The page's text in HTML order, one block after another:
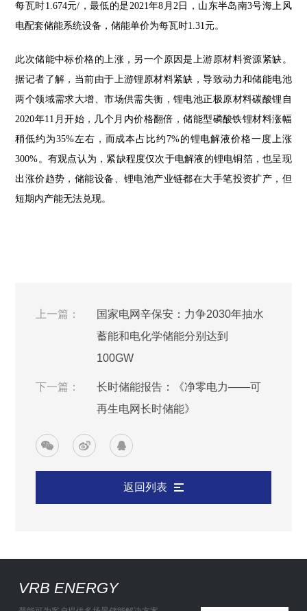
每瓦时1.674元/，最低的是2021年8月2日，山东半岛南3号海上风
电配套储能系统设备，储能单价为每瓦时1.31元。
此次储能中标价格的上涨，另一个原因是上游原材料资源紧缺。
据记者了解，当前由于上游锂原材料紧缺，导致动力和储能电池
两个领域需求大增、市场供需失衡，锂电池正极原材料碳酸锂自
2020年11月开始，几个月内价格翻倍，储能型磷酸铁锂材料涨幅
稍低约为35%左右，而成本占比约7%的锂电解液价格一度上涨
300%。有观点认为，紧缺程度仅次于电解液的锂电铜箔，也呈现
出涨价趋势，储能设备、锂电池产业链都在大手笔投资扩产，但
短期内产能无法兑现。
上一篇：
国家电网辛保安：力争2030年抽水
蓄能和电化学储能分别达到
100GW
下一篇：
长时储能报告：《净零电力——可
再生电网长时储能》
返回列表
VRB ENERGY